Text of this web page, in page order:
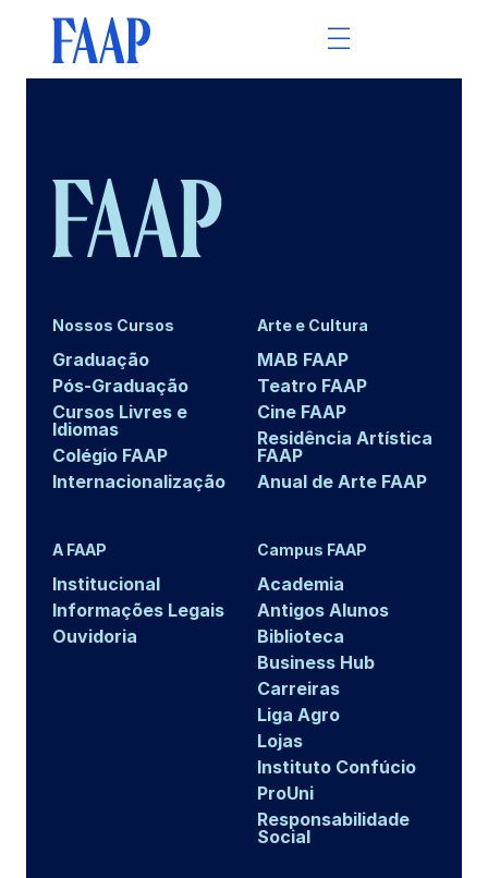
Nossos Cursos
Graduação
Pós-Graduação
Cursos Livres e
Idiomas
Colégio FAAP
Internacionalização
Arte e Cultura
MAB FAAP
Teatro FAAP
Cine FAAP
Residência Artística
FAAP
Anual de Arte FAAP
A FAAP
Institucional
Informações Legais
Ouvidoria
Campus FAAP
Academia
Antigos Alunos
Biblioteca
Business Hub
Carreiras
Liga Agro
Lojas
Instituto Confúcio
ProUni
Responsabilidade
Social